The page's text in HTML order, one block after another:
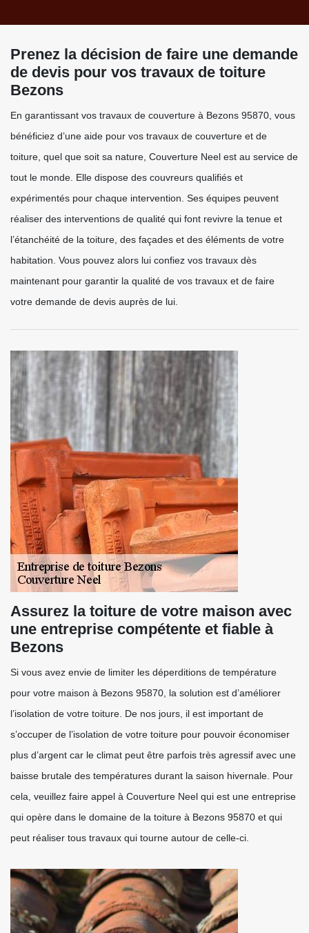
Prenez la décision de faire une demande
de devis pour vos travaux de toiture
Bezons
En garantissant vos travaux de couverture à Bezons 95870, vous
bénéficiez d’une aide pour vos travaux de couverture et de
toiture, quel que soit sa nature, Couverture Neel est au service de
tout le monde. Elle dispose des couvreurs qualifiés et
expérimentés pour chaque intervention. Ses équipes peuvent
réaliser des interventions de qualité qui font revivre la tenue et
l’étanchéité de la toiture, des façades et des éléments de votre
habitation. Vous pouvez alors lui confiez vos travaux dès
maintenant pour garantir la qualité de vos travaux et de faire
votre demande de devis auprès de lui.
Assurez la toiture de votre maison avec
une entreprise compétente et fiable à
Bezons
Si vous avez envie de limiter les déperditions de température
pour votre maison à Bezons 95870, la solution est d’améliorer
l’isolation de votre toiture. De nos jours, il est important de
s’occuper de l’isolation de votre toiture pour pouvoir économiser
plus d’argent car le climat peut être parfois très agressif avec une
baisse brutale des températures durant la saison hivernale. Pour
cela, veuillez faire appel à Couverture Neel qui est une entreprise
qui opère dans le domaine de la toiture à Bezons 95870 et qui
peut réaliser tous travaux qui tourne autour de celle-ci.